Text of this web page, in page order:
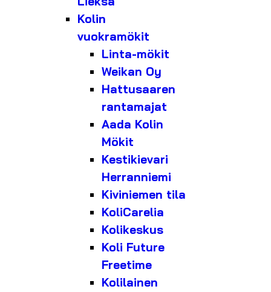
Kolin
vuokramökit
Linta-mökit
Weikan Oy
Hattusaaren
rantamajat
Aada Kolin
Mökit
Kestikievari
Herranniemi
Kiviniemen tila
KoliCarelia
Kolikeskus
Koli Future
Freetime
Kolilainen